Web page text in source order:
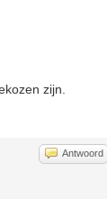
zijn.
Antwoord